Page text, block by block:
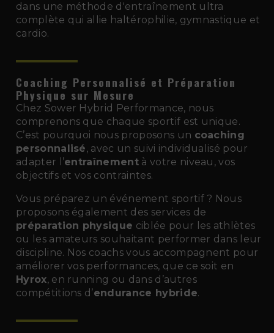
dans une méthode d'entraînement ultra
complète qui allie haltérophilie, gymnastique et
cardio.
Coaching Personnalisé et Préparation
Physique sur Mesure
Chez Sower Hybrid Performance, nous
comprenons que chaque sportif est unique.
C’est pourquoi nous proposons un coaching
personnalisé, avec un suivi individualisé pour
adapter l’entraînement à votre niveau, vos
objectifs et vos contraintes.
Vous préparez un événement sportif ? Nous
proposons également des services de
préparation physique ciblée pour les athlètes
ou les amateurs souhaitant performer dans leur
discipline. Nos coachs vous accompagnent pour
améliorer vos performances, que ce soit en
Hyrox, en running ou dans d’autres
compétitions d’endurance hybride.